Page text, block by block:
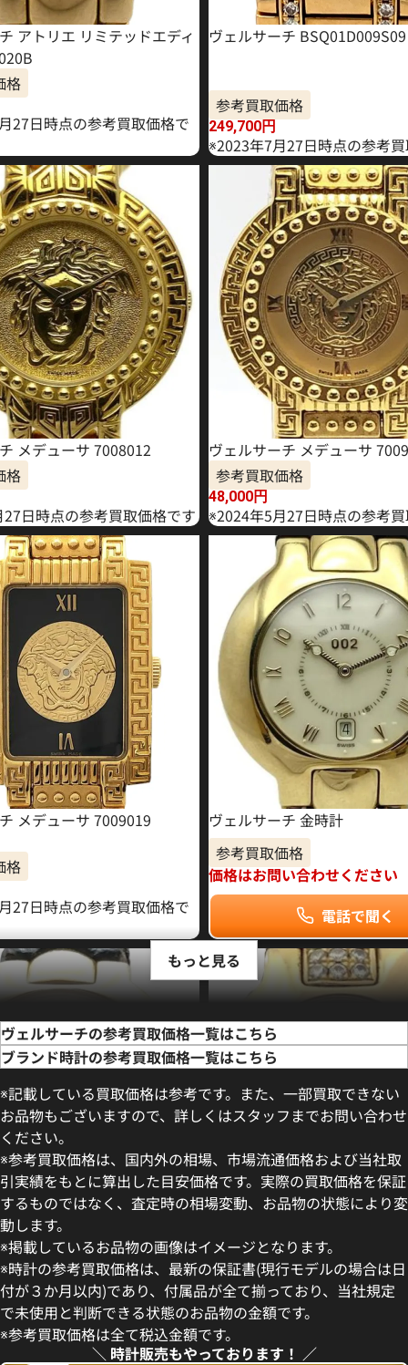
アトリエ リミテッドエディ
格
27日時点の参考買取価格で
ヴェルサーチ BSQ01D009S09
参考買取価格
249,700円
※2023年7月27日時点の参考
メデューサ 7008012
格
日時点の参考買取価格です
ヴェルサーチ メデューサ
参考買取価格
48,000円
※2024年5月27日時点の参考
メデューサ 7009019
格
27日時点の参考買取価格で
ヴェルサーチ 金時計
参考買取価格
価格はお問い合わせください
電話で聞く
金時計 101838
格
合わせください
電話で聞く
138020B
参考買取価格
価格はお問い合わせください
もっと見る
ヴェルサーチの参考買取価格一覧はこちら
ブランド時計の参考買取価格一覧はこちら
※記載している買取価格は参考です。また、一部買取できない
お品物もございますので、詳しくはスタッフまでお問い合わせ
ください。
※参考買取価格は、国内外の相場、市場流通価格および当社取
引実績をもとに算出した目安価格です。実際の買取価格を保証
するものではなく、査定時の相場変動、お品物の状態により変
動します。
※掲載しているお品物の画像はイメージとなります。
※時計の参考買取価格は、最新の保証書(現行モデルの場合は日
付が３か月以内)であり、付属品が全て揃っており、当社規定
で未使用と判断できる状態のお品物の金額です。
※参考買取価格は全て税込金額です。
＼ 時計販売もやっております！ ／